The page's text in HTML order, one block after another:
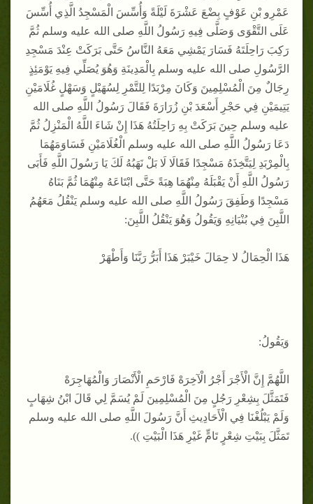
عَمْرِو بْنِ عَوْفٍ بِضْعَ عَشْرَةَ لَيْلَةً وَأُسِّسَ الْمَسْجِدُ الَّذِي أُسِّسَ
عَلَى التَّقْوَى وَصَلَّى فِيهِ رَسُولُ اللَّهِ صلى الله عليه وسلم ثُمَّ
رَكِبَ رَاحِلَتَهُ فَسَارَ يَمْشِي مَعَهُ النَّاسُ حَتَّى بَرَكَتْ عِنْدَ مَسْجِدِ
الرَّسُولِ صلى الله عليه وسلم بِالْمَدِينَةِ وَهُوَ يُصَلِّي فِيهِ يَوْمَئِذٍ
رِجَالٌ مِنَ الْمُسْلِمِينَ وَكَانَ مِرْبَدًا لِلتَّمْرِ لِسُهَيْلٍ وَسَهْلٍ غُلَامَيْنِ
يَتِيمَيْنِ فِي حَجْرِ أَسْعَدَ بْنِ زُرَارَةَ فَقَالَ رَسُولُ اللَّهِ صلى الله
عليه وسلم حِينَ بَرَكَتْ بِهِ رَاحِلَتُهُ هَذَا إِنْ شَاءَ اللَّهُ الْمَنْزِلُ ثُمَّ
دَعَا رَسُولُ اللَّهِ صلى الله عليه وسلم الْغُلَامَيْنِ فَسَاوَمَهُمَا
بِالْمِرْبَدِ لِيَتَّخِذَهُ مَسْجِدًا فَقَالَا لَا بَلْ نَهَبُهُ لَكَ يَا رَسُولَ اللَّهِ فَأَبَى
رَسُولُ اللَّهِ أَنْ يَقْبَلَهُ مِنْهُمَا هِبَةً حَتَّى ابْتَاعَهُ مِنْهُمَا ثُمَّ بَنَاهُ
مَسْجِدًا وَطَفِقَ رَسُولُ اللَّهِ صلى الله عليه وسلم يَنْقُلُ مَعَهُمُ
اللَّبِنَ فِي بُنْيَانِهِ وَيَقُولُ وَهُوَ يَنْقُلُ اللَّبِنَ:
هَذَا الْحِمَالُ لا حِمَالَ خَيْبَرْ هَذَا أَبَرُّ رَبَّنَا وَأَطْهَرْ
وَيَقُولُ:
اللَّهُمَّ إِنَّ الْأَجْرَ أَجْرُ الْآخِرَهْ فَارْحَمِ الْأَنْصَارَ وَالْمُهَاجِرَهْ
فَتَمَثَّلَ بِشِعْرِ رَجُلٍ مِنَ الْمُسْلِمِينَ لَمْ يُسَمَّ لِي قَالَ ابْنُ شِهَابٍ
وَلَمْ يَبْلُغْنَا فِي الْأَحَادِيثِ أَنَّ رَسُولَ اللَّهِ صلى الله عليه وسلم
تَمَثَّلَ بِبَيْتِ شِعْرٍ تَامٍّ غَيْرِ هَذَا الْبَيْتِ )).